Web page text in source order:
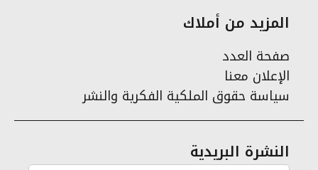
المزيد من أملاك
صفحة العدد
الإعلان معنا
سياسة حقوق الملكية الفكرية والنشر
النشرة البريدية